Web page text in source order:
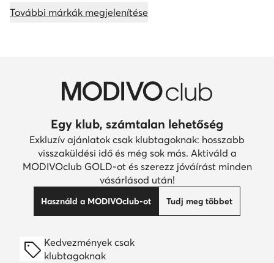
További márkák megjelenítése
Egy klub, számtalan lehetőség
Exkluzív ajánlatok csak klubtagoknak: hosszabb
visszaküldési idő és még sok más. Aktiváld a
MODIVOclub GOLD-ot és szerezz jóváírást minden
vásárlásod után!
Használd a MODIVOclub-ot Tudj meg többet
Kedvezmények csak
klubtagoknak